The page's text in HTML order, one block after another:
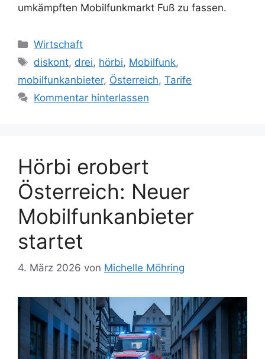
umkämpften Mobilfunkmarkt Fuß zu fassen.
Kategorien
Wirtschaft
Schlagwörter
diskont, drei, hörbi, Mobilfunk,
mobilfunkanbieter, Österreich, Tarife
Kommentar hinterlassen
Hörbi erobert
Österreich: Neuer
Mobilfunkanbieter
startet
4. März 2026 von Michelle Möhring